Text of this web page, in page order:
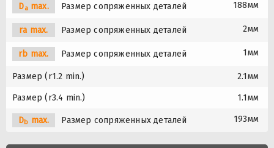
Damax. Размер сопряженных деталей 188мм
ra max. Размер сопряженных деталей 2мм
rb max. Размер сопряженных деталей 1мм
Размер (r1.2 min.) 2.1мм
Размер (r3.4 min.) 1.1мм
Db max. Размер сопряженных деталей 193мм